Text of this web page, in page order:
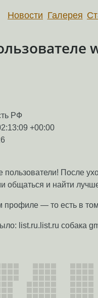
Новости Галерея
РФ
+00:00
После
общаться и найти
— то есть в
list.ru.list.ru собака